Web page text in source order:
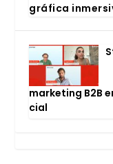
grá­fi­ca
mar­ke­ting B2B
cial